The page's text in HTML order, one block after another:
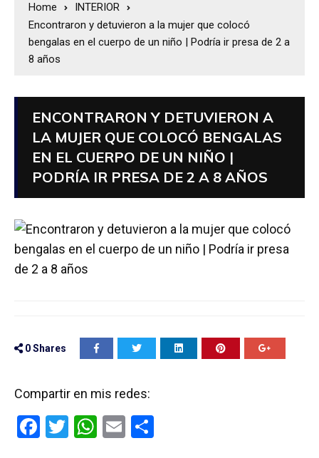
Home
INTERIOR
Encontraron y detuvieron a la mujer que colocó
bengalas en el cuerpo de un niño | Podría ir presa de 2 a
8 años
ENCONTRARON Y DETUVIERON A
LA MUJER QUE COLOCÓ BENGALAS
EN EL CUERPO DE UN NIÑO |
PODRÍA IR PRESA DE 2 A 8 AÑOS
0Shares
Compartir en mis redes:
F
T
W E